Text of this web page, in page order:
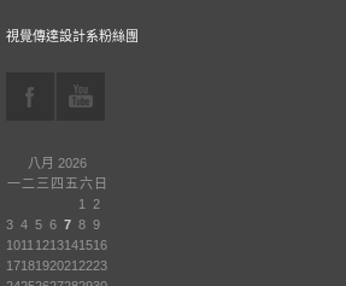
視覺傳達設計系粉絲團
八月 2026
一 二 三 四 五六 日
1
2
3 4 5 6 7 8 9
1011 1213141516
1718192021 2223